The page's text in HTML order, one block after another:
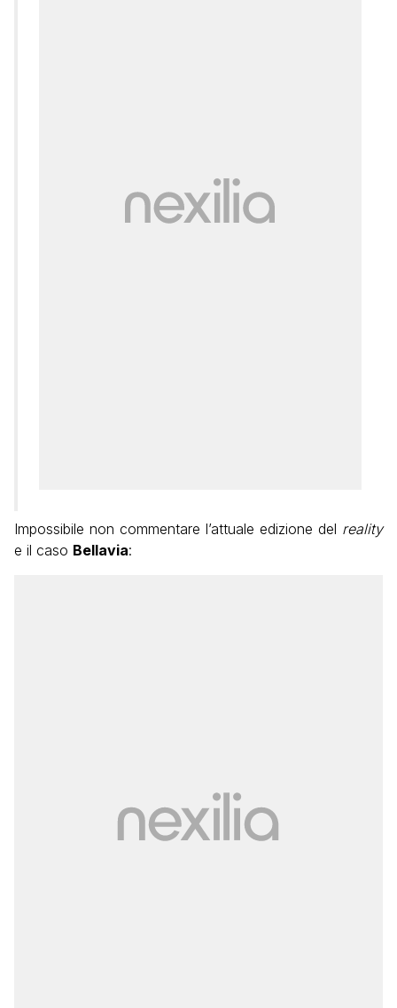
Impossibile non commentare l’attuale edizione del reality
e il caso Bellavia: